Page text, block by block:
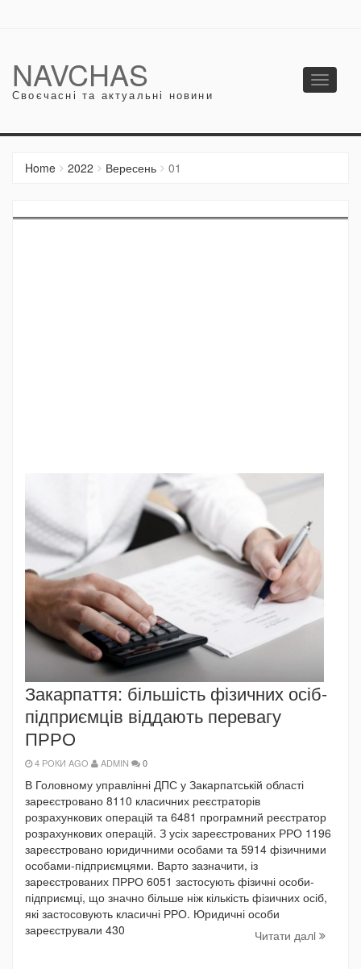
NAVCHAS
Своєчасні та актуальні новини
Toggle
Home 2022 Вересень 01
Закарпаття: більшість фізичних осіб-
підприємців віддають перевагу
ПРРО
4 РОКИ AGO ADMIN 0
В Головному управлінні ДПС у Закарпатській області
зареєстровано 8110 класичних реєстраторів
розрахункових операцій та 6481 програмний реєстратор
розрахункових операцій. З усіх зареєстрованих РРО 1196
зареєстровано юридичними особами та 5914 фізичними
особами-підприємцями. Варто зазначити, із
зареєстрованих ПРРО 6051 застосують фізичні особи-
підприємці, що значно більше ніж кількість фізичних осіб,
які застосовують класичні РРО. Юридичні особи
зареєстрували 430
Читати далi